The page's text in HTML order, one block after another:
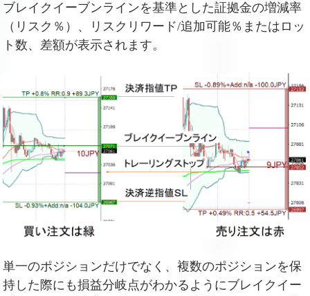
ブレイクイーブンラインを基準とした証拠金の増減率
（リスク％）、リスクリワード/追加可能％またはロッ
ト数、差額が表示されます。
単一のポジションだけでなく、複数のポジションを保
持した際にも損益分岐点がわかるようにブレイクイー